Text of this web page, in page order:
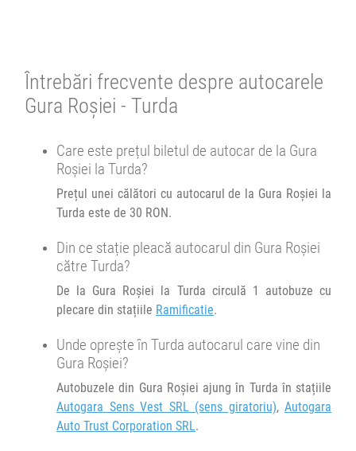
07:53 Gura Roșiei Ramificatie
Autocar AutoTrust :
Afiseaza itinerariu
10:09 Turda Autogara Auto Trust Corporation SRL
Durată:
min
Zile de circulație:
Întrebări frecvente despre autocarele
Gura Roșiei - Turda
Care este prețul biletul de autocar de la Gura
Roșiei la Turda?
Prețul unei călători cu autocarul de la Gura Roșiei la
Turda este de 30 RON.
Din ce stație pleacă autocarul din Gura Roșiei
către Turda?
De la Gura Roșiei la Turda circulă 1 autobuze cu
plecare din stațiile Ramificatie.
Unde oprește în Turda autocarul care vine din
Gura Roșiei?
Autobuzele din Gura Roșiei ajung în Turda în stațiile
Autogara Sens Vest SRL (sens giratoriu), Autogara
Auto Trust Corporation SRL.